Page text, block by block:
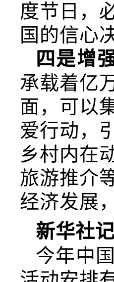
度节日，
国的信心
四是增
承载着亿
面，可以
爱行动，
乡村内在
旅游推介
经济发展
新华社记
今年中